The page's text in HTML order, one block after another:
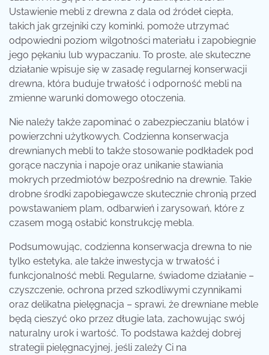
Ustawienie mebli z drewna z dala od źródeł ciepła,
takich jak grzejniki czy kominki, pomoże utrzymać
odpowiedni poziom wilgotności materiału i zapobiegnie
jego pękaniu lub wypaczaniu. To proste, ale skuteczne
działanie wpisuje się w zasadę regularnej konserwacji
drewna, która buduje trwałość i odporność mebli na
zmienne warunki domowego otoczenia.
Nie należy także zapominać o zabezpieczaniu blatów i
powierzchni użytkowych. Codzienna konserwacja
drewnianych mebli to także stosowanie podkładek pod
gorące naczynia i napoje oraz unikanie stawiania
mokrych przedmiotów bezpośrednio na drewnie. Takie
drobne środki zapobiegawcze skutecznie chronią przed
powstawaniem plam, odbarwień i zarysowań, które z
czasem mogą osłabić konstrukcję mebla.
Podsumowując, codzienna konserwacja drewna to nie
tylko estetyka, ale także inwestycja w trwałość i
funkcjonalność mebli. Regularne, świadome działanie –
czyszczenie, ochrona przed szkodliwymi czynnikami
oraz delikatna pielęgnacja – sprawi, że drewniane meble
będą cieszyć oko przez długie lata, zachowując swój
naturalny urok i wartość. To podstawa każdej dobrej
strategii pielęgnacyjnej, jeśli zależy Ci na